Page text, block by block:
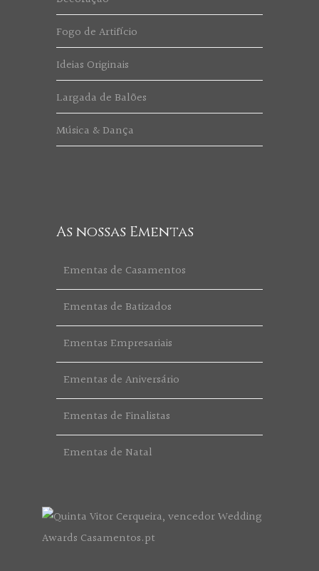
Fogo de Artifício
Ideias Originais
Largada de Balões
Música & Dança
As nossas Ementas
Ementas de Casamentos
Ementas de Batizados
Ementas Empresariais
Ementas de Aniversário
Ementas de Finalistas
Ementas de Natal